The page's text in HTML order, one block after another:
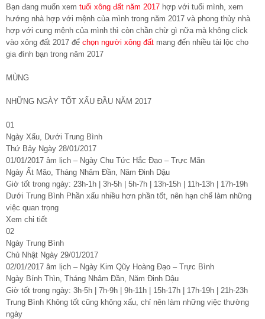
Bạn đang muốn xem tuổi xông đất năm 2017 hợp với tuổi mình, xem
hướng nhà hợp với mệnh của mình trong năm 2017 và phong thủy nhà
hợp với cung mệnh của mình thì còn chần chừ gì nữa mà không click
vào xông đất 2017 để chọn người xông đất mang đến nhiều tài lộc cho
gia đình bạn trong năm 2017
MÙNG
NHỮNG NGÀY TỐT XẤU ĐẦU NĂM 2017
01
Ngày Xấu, Dưới Trung Bình
Thứ Bảy Ngày 28/01/2017
01/01/2017 âm lịch – Ngày Chu Tức Hắc Đạo – Trực Mãn
Ngày Ất Mão, Tháng Nhâm Đần, Năm Đinh Dậu
Giờ tốt trong ngày: 23h-1h | 3h-5h | 5h-7h | 13h-15h | 11h-13h | 17h-19h
Dưới Trung Bình Phần xấu nhiều hơn phần tốt, nên hạn chế làm những
việc quan trọng
Xem chi tiết
02
Ngày Trung Bình
Chủ Nhật Ngày 29/01/2017
02/01/2017 âm lịch – Ngày Kim Qũy Hoàng Đạo – Trực Bình
Ngày Bính Thìn, Tháng Nhâm Đần, Năm Đinh Dậu
Giờ tốt trong ngày: 3h-5h | 7h-9h | 9h-11h | 15h-17h | 17h-19h | 21h-23h
Trung Bình Không tốt cũng không xấu, chỉ nên làm những việc thường
ngày